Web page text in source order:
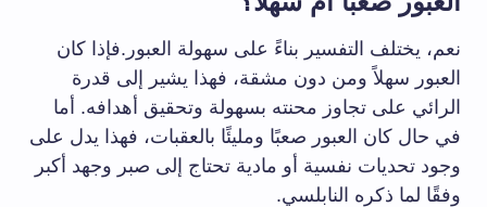
نعم، يختلف التفسير بناءً على سهولة العبور.فإذا كان
العبور سهلاً ومن دون مشقة، فهذا يشير إلى قدرة
الرائي على تجاوز محنته بسهولة وتحقيق أهدافه. أما
في حال كان العبور صعبًا ومليئًا بالعقبات، فهذا يدل على
وجود تحديات نفسية أو مادية تحتاج إلى صبر وجهد أكبر
وفقًا لما ذكره النابلسي.